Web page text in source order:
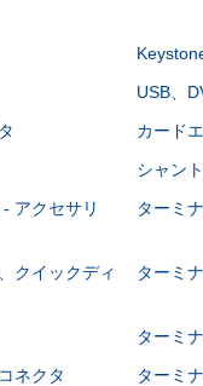
USB、
カード
シャン
アクセサリ ターミ
クイックディ
ターミ
ターミ
ネクタ ターミ